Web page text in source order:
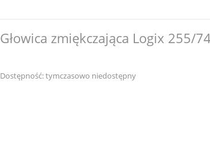
Głowica zmiękczająca Logix 255/
Dostępność:tymczasowo niedostępny